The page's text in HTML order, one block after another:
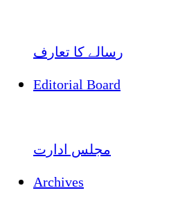
رسالے کا تعارف
Editorial Board
مجلس ادارت
Archives